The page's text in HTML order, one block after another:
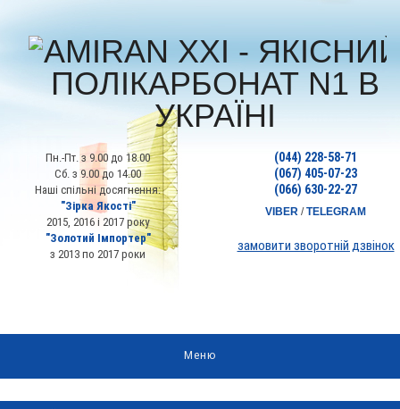
Пн.-Пт. з 9.00 до 18.00
Сб. з 9.00 до 14.00
Наші спільні досягнення:
"Зірка Якості"
2015, 2016 і 2017 року
"Золотий Імпортер"
з 2013 по 2017 роки
(044) 228-58-71
(067) 405-07-23
(066) 630-22-27
VIBER /TELEGRAM
замовити зворотній дзвінок
Меню